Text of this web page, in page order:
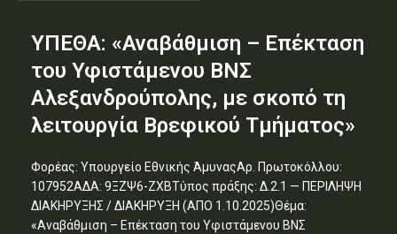
ΥΠΕΘΑ: «Αναβάθμιση – Επέκταση
του Υφιστάμενου ΒΝΣ
Αλεξανδρούπολης, με σκοπό τη
λειτουργία Βρεφικού Τμήματος»
Φορέας: Υπουργείο Εθνικής ΆμυναςΑρ. Πρωτοκόλλου:
107952ΑΔΑ: 9ΞΖΨ6-ΖΧΒΤύπος πράξης: Δ.2.1 — ΠΕΡΙΛΗΨΗ
ΔΙΑΚΗΡΥΞΗΣ / ΔΙΑΚΗΡΥΞΗ (ΑΠΟ 1.10.2025)Θέμα:
«Αναβάθμιση – Επέκταση του Υφιστάμενου ΒΝΣ